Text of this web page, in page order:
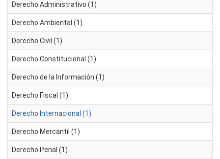
Derecho Administrativo (1)
Derecho Ambiental (1)
Derecho Civil (1)
Derecho Constitucional (1)
Derecho de la Información (1)
Derecho Fiscal (1)
Derecho Internacional (1)
Derecho Mercantil (1)
Derecho Penal (1)